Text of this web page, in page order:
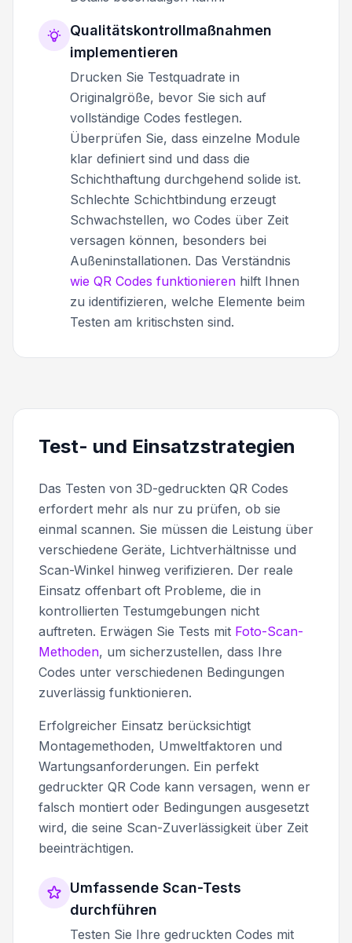
Qualitätskontrollmaßnahmen
implementieren
Drucken Sie Testquadrate in
Originalgröße, bevor Sie sich auf
vollständige Codes festlegen.
Überprüfen Sie, dass einzelne Module
klar definiert sind und dass die
Schichthaftung durchgehend solide ist.
Schlechte Schichtbindung erzeugt
Schwachstellen, wo Codes über Zeit
versagen können, besonders bei
Außeninstallationen. Das Verständnis
wie QR Codes funktionieren hilft Ihnen
zu identifizieren, welche Elemente beim
Testen am kritischsten sind.
Test- und Einsatzstrategien
Das Testen von 3D-gedruckten QR Codes
erfordert mehr als nur zu prüfen, ob sie
einmal scannen. Sie müssen die Leistung über
verschiedene Geräte, Lichtverhältnisse und
Scan-Winkel hinweg verifizieren. Der reale
Einsatz offenbart oft Probleme, die in
kontrollierten Testumgebungen nicht
auftreten. Erwägen Sie Tests mit Foto-Scan-
Methoden, um sicherzustellen, dass Ihre
Codes unter verschiedenen Bedingungen
zuverlässig funktionieren.
Erfolgreicher Einsatz berücksichtigt
Montagemethoden, Umweltfaktoren und
Wartungsanforderungen. Ein perfekt
gedruckter QR Code kann versagen, wenn er
falsch montiert oder Bedingungen ausgesetzt
wird, die seine Scan-Zuverlässigkeit über Zeit
beeinträchtigen.
Umfassende Scan-Tests
durchführen
Testen Sie Ihre gedruckten Codes mit